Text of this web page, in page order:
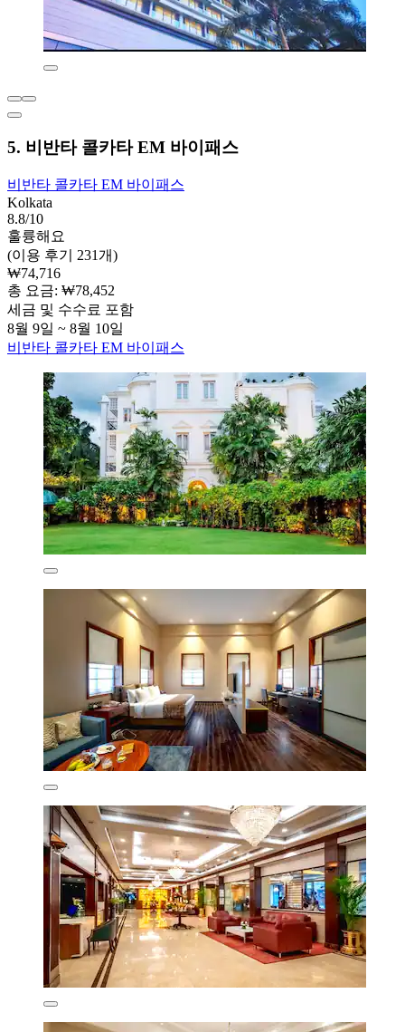
5. 비반타 콜카타 EM 바이패스
비반타 콜카타 EM 바이패스
Kolkata
8.8/10
훌륭해요
(이용 후기 231개)
₩74,716
총 요금: ₩78,452
세금 및 수수료 포함
8월 9일 ~ 8월 10일
비반타 콜카타 EM 바이패스